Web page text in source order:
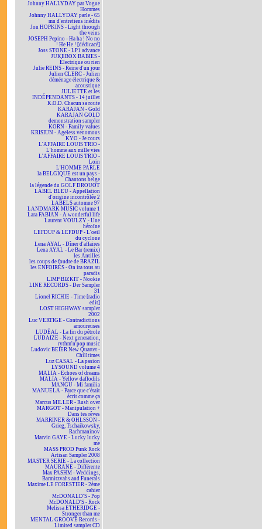
Johnny HALLYDAY par Vogue
Hommes
Johnny HALLYDAY parle - 65
mn d'entretiens inédits
Jon HOPKINS - Light through
the veins
JOSEPH Pepino - Ha ha ! No no
! He He ! [dédicacé]
Joss STONE - LP1 advance
JUKEBOX BABIES -
Électrique ou rien
Julie REINS - Reine d'un jour
Julien CLERC - Julien
déménage électrique &
acoustique
JULIETTE et les
INDÉPENDANTS - 14 juillet
K.O.D. Chacun sa route
KARAJAN - Gold
KARAJAN GOLD
demonstration sampler
KORN - Family values
KRISIUN - Ageless venomous
KYO - Je cours
L'AFFAIRE LOUIS TRIO -
L'homme aux mille vies
L'AFFAIRE LOUIS TRIO -
Loin
L'HOMME PARLE
la BELGIQUE est un pays -
Chantons belge
la légende du GOLF DROUOT
LABEL BLEU - Appellation
d'origine incontrôlée 2
LABELS automne 97
LANDMARK MUSIC volume 1
Lara FABIAN - A wonderful life
Laurent VOULZY - Une
héroïne
LEFDUP & LEFDUP - L'oeil
du cyclone
Lena AYAL - Dîner d'affaires
Lena AYAL - Le Bar (remix)
les Antilles
les coups de foudre de BRAZIL
les ENFOIRÉS - On ira tous au
paradis
LIMP BIZKIT - Nookie
LINE RECORDS - Der Sampler
31
Lionel RICHIE - Time [radio
edit]
LOST HIGHWAY sampler
2002
Luc VERTIGE - Contradictions
amoureuses
LUDÉAL - La fin du pétrole
LUDAIZE - Next generation,
rythm'n'pop music
Ludovic BEIER New Quartet -
Chilltimes
Luz CASAL - La pasion
LYSOUND volume 4
MALIA - Echoes of dreams
MALIA - Yellow daffodils
MANGU - Mi familia
MANUELA - Parce que c'était
écrit comme ça
Marcus MILLER - Rush over
MARGOT - Manipulation +
Dans tes rêves
MARRINER & OHLSSON -
Grieg, Tschaikowsky,
Rachmaninov
Marvin GAYE - Lucky lucky
me
MASS PROD Punk Rock
Artisan Sampler 2008
MASTER SERIE - La collection
MAURANE - Différente
Max PASHM - Weddings,
Barmitzvahs and Funerals
Maxime LE FORESTIER - 2ème
cahier
McDONALD'S - Pop
McDONALD'S - Rock
Melissa ETHERIDGE -
Stronger than me
MENTAL GROOVE Records -
Limited sampler CD